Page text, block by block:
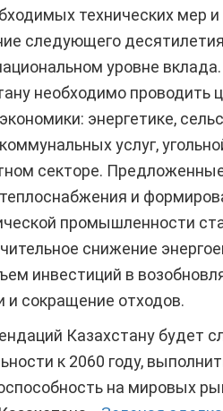
технических мер
следующего
уровне
необходимо
энергетике,
услуг,
секторе.
и
промышленности
снижение
инвестиций в
сокращение отходов.
Казахстану будет
к 2060 году,
на мировых